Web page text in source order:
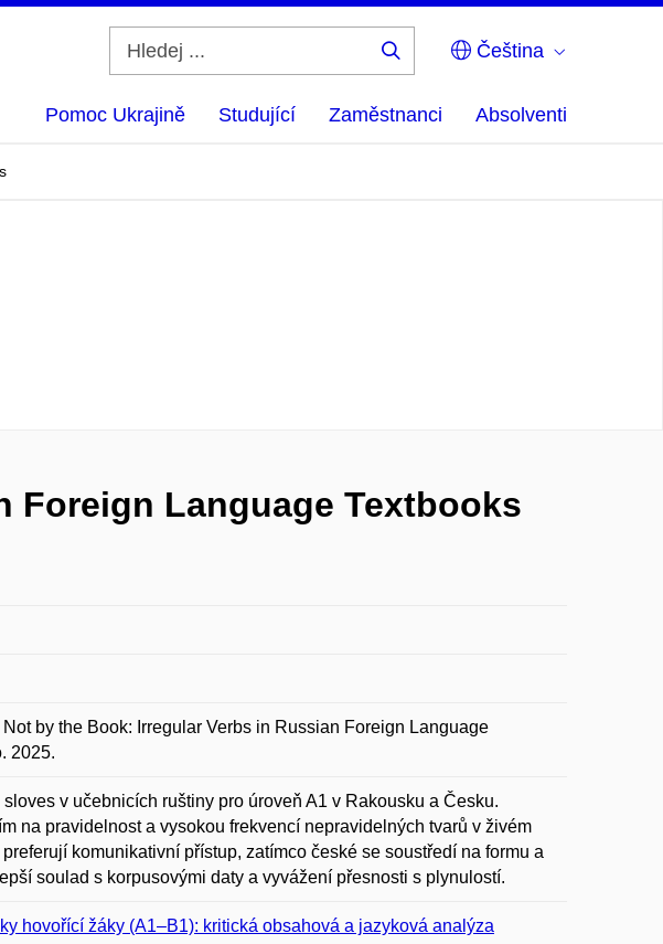
Čeština
Pomoc Ukrajině Studující Zaměstnanci Absolventi
Foreign Language Textbooks
by the Book: Irregular Verbs in Russian Foreign Language
2025.
v učebnicích ruštiny pro úroveň A1 v Rakousku a Česku.
na pravidelnost a vysokou frekvencí nepravidelných tvarů v živém
komunikativní přístup, zatímco české se soustředí na formu a
soulad s korpusovými daty a vyvážení přesnosti s plynulostí.
hovořící žáky (A1–B1): kritická obsahová a jazyková analýza